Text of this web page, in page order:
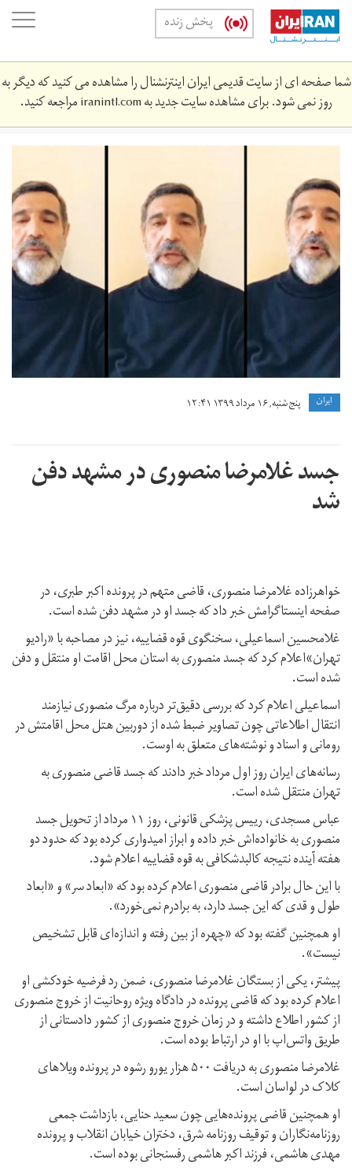
Skip
main
content
پخش زنده
شما صفحه ای از سایت قدیمی ایران اینترنشنال را مشاهده می کنید که دیگر به
روز نمی شود. برای مشاهده سایت جدید بهiranintl.comمراجعه کنید.
mnswryjpg.jpg
ايران پنج شنبه, ۱۶ مرداد ۱۳۹۹ ۱۲:۴۱
جسد غلامرضا منصوری در مشهد دفن
شد
خواهرزاده غلامرضا منصوری، قاضی متهم در پرونده اکبر طبری، در
صفحه اینستاگرامش خبر داد که جسد او در مشهد دفن شده است.
غلامحسین اسماعیلی، سخنگوی قوه قضاییه، نیز در مصاحبه با «رادیو
تهران»اعلام کرد که جسد منصوری به استان محل اقامت او منتقل و دفن
شده است.
اسماعیلی اعلام کرد که بررسی دقیق‌تر درباره مرگ منصوری نیازمند
انتقال اطلاعاتی چون تصاویر ضبط شده از دوربین هتل محل اقامتش در
رومانی و اسناد و نوشته‌های متعلق به اوست.
رسانه‌های ایران روز اول مرداد خبر دادند که جسد قاضی منصوری به
تهران منتقل شده است.
عباس مسجدی، رییس پزشکی قانونی، روز ۱۱ مرداد از تحویل جسد
منصوری به خانواده‌اش خبر داده و ابراز امیدواری کرده بود که حدود دو
هفته آینده نتیجه کالبدشکافی به قوه قضاییه اعلام شود.
با این حال برادر قاضی منصوری اعلام کرده بود که «ابعاد سر» و «ابعاد
طول و قدی که این جسد دارد، به برادرم نمی‌خورد».
او همچنین گفته بود که «چهره از بین رفته و اندازه‌ای قابل تشخیص
نیست».
پیشتر، یکی از بستگان غلامرضا منصوری، ضمن رد فرضیه خودکشی او
اعلام کرده بود که قاضی پرونده در دادگاه ویژه روحانیت از خروج منصوری
از کشور اطلاع داشته و در زمان خروج منصوری از کشور دادستانی از
طریق واتس‌اپ با او در ارتباط بوده است.
غلامرضا منصوری به دریافت ۵۰۰ هزار یورو رشوه در پرونده ویلاهای
کلاک در لواسان است.
او همچنین قاضی پرونده‌هایی چون سعید حنایی، بازداشت جمعی
روزنامه‌نگاران و توقیف روزنامه‌ شرق، دختران خیابان انقلاب و پرونده
مهدی هاشمی، فرزند اکبر هاشمی رفسنجانی بوده است.